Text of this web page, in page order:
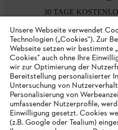
30 TAGE
Unsere Webseite verwendet
Technologien („Cookies“). Zur
Webseite setzen wir bestimmte
Cookies" auch ohne Ihre
wir zur Optimierung der
Bereitstellung personalisierter
Untersuchung von
Personalisierung von
umfassender Nutzerprofile,
Einwilligung gesetzt. Cookies
(z.B. Google oder Tealium)